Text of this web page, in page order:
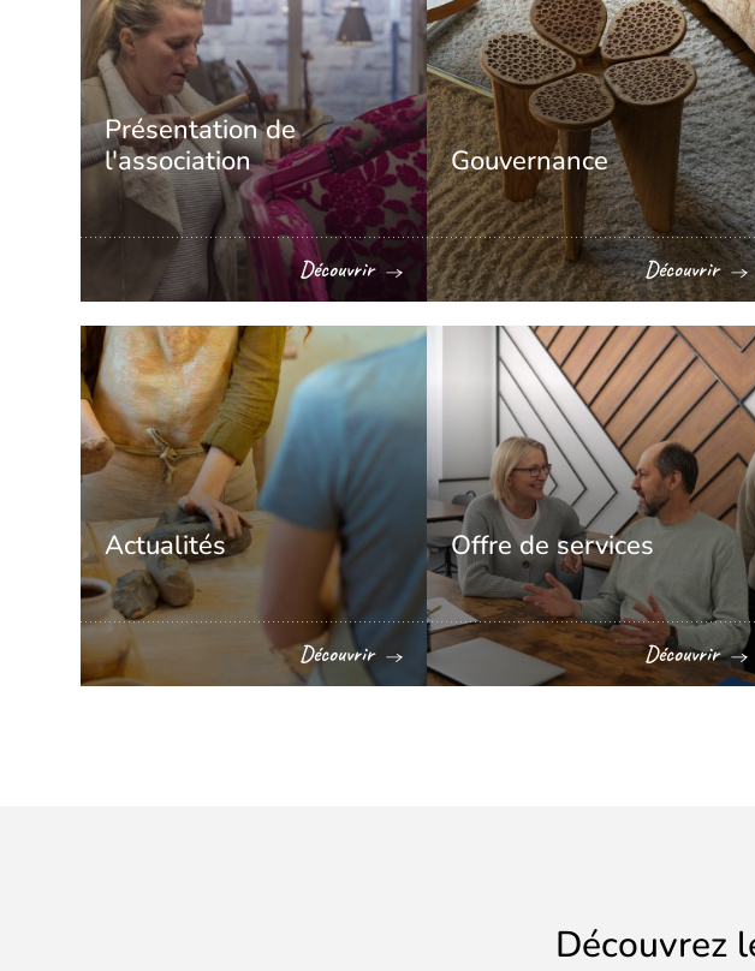
Présentation de
l'association
Découvrir
Gouvernance
Découvrir
Actualités
Découvrir
Offre de services
Découvrir
Découvrez